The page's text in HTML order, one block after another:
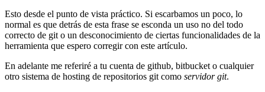
Esto desde el punto de vista práctico. Si escarbamos un poco, lo
normal es que detrás de esta frase se esconda un uso no del todo
correcto de git o un desconocimiento de ciertas funcionalidades de la
herramienta que espero corregir con este artículo.
En adelante me referiré a tu cuenta de github, bitbucket o cualquier
otro sistema de hosting de repositorios git como servidor git.